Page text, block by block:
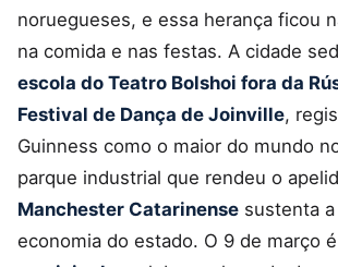
noruegueses, e essa herança ficou
na comida e nas festas. A cidade
escola do Teatro Bolshoi fora da
Festival de Dança de Joinville,
Guinness como o maior do mundo
parque industrial que rendeu o
Manchester Catarinense sustenta
economia do estado. O 9 de março é